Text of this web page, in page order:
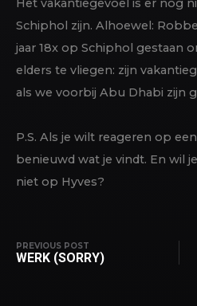
Het vakantiegevoel is er nog
Schiphol zijn. Alhoewel:
jaar 18x op Schiphol gestaan
elders te vliegen: zijn
als we voorbij Abu Dhabi zijn
P.S. Als je wilt reageren op
benieuwd wat je vindt. En wil
niet op Hyves?
PREVIOUS POST
WERK (SORRY)